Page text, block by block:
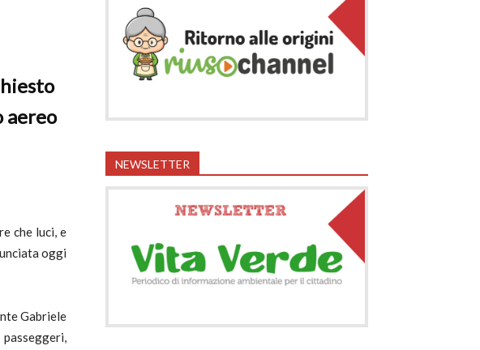
aereo
che luci, e
oggi
Gabriele
NEWSLETTER